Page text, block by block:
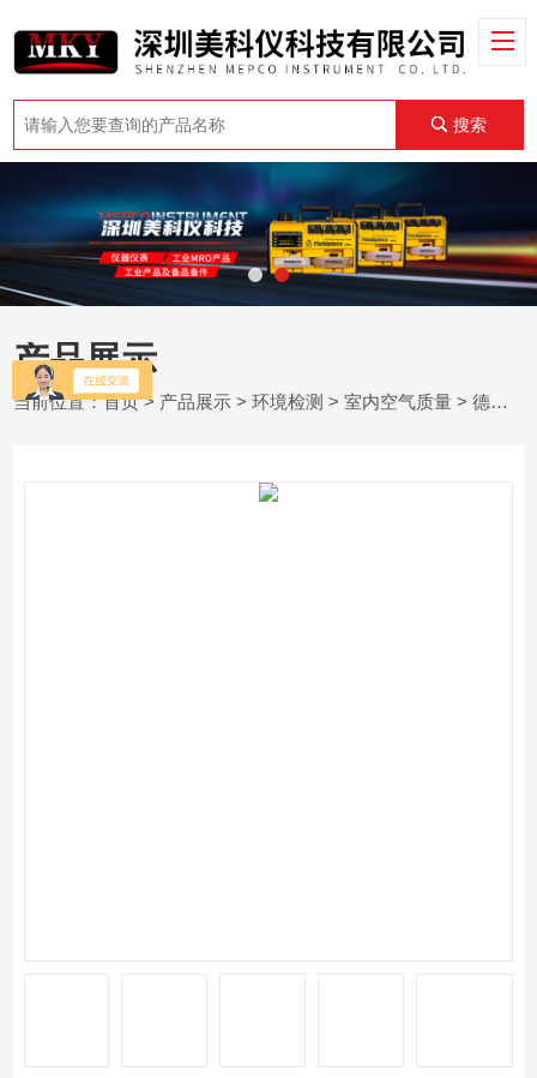
搜索
产品展示
当前位置：首页> 产品展示 >环境检测 >室内空气质量 > 德国PCE-RCM 8 - 空气质量计